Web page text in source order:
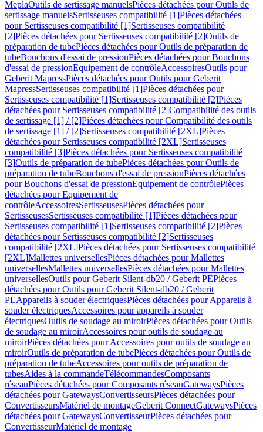
MeplaOutils de sertissage manuelsPièces détachées pour Outils de
sertissage manuelsSertisseuses compatibilité [1]Pièces détachées
pour Sertisseuses compatibilité [1]Sertisseuses compatibilité
[2]Pièces détachées pour Sertisseuses compatibilité [2]Outils de
préparation de tubePièces détachées pour Outils de préparation de
tubeBouchons d'essai de pressionPièces détachées pour Bouchons
d'essai de pressionEquipement de contrôleAccessoiresOutils pour
Geberit MapressPièces détachées pour Outils pour Geberit
MapressSertisseuses compatibilité [1]Pièces détachées pour
Sertisseuses compatibilité [1]Sertisseuses compatibilité [2]Pièces
détachées pour Sertisseuses compatibilité [2]Compatibilité des outils
de sertissage [1] / [2]Pièces détachées pour Compatibilité des outils
de sertissage [1] / [2]Sertisseuses compatibilité [2XL]Pièces
détachées pour Sertisseuses compatibilité [2XL]Sertisseuses
compatibilité [3]Pièces détachées pour Sertisseuses compatibilité
[3]Outils de préparation de tubePièces détachées pour Outils de
préparation de tubeBouchons d'essai de pressionPièces détachées
pour Bouchons d'essai de pressionEquipement de contrôlePièces
détachées pour Equipement de
contrôleAccessoiresSertisseusesPièces détachées pour
SertisseusesSertisseuses compatibilité [1]Pièces détachées pour
Sertisseuses compatibilité [1]Sertisseuses compatibilité [2]Pièces
détachées pour Sertisseuses compatibilité [2]Sertisseuses
compatibilité [2XL]Pièces détachées pour Sertisseuses compatibilité
[2XL]Mallettes universellesPièces détachées pour Mallettes
universellesMallettes universellesPièces détachées pour Mallettes
universellesOutils pour Geberit Silent-db20 / Geberit PEPièces
détachées pour Outils pour Geberit Silent-db20 / Geberit
PEAppareils à souder électriquesPièces détachées pour Appareils à
souder électriquesAccessoires pour appareils à souder
électriquesOutils de soudage au miroirPièces détachées pour Outils
de soudage au miroirAccessoires pour outils de soudage au
miroirPièces détachées pour Accessoires pour outils de soudage au
miroirOutils de préparation de tubePièces détachées pour Outils de
préparation de tubeAccessoires pour outils de préparation de
tubesAides à la commandeTélécommandesComposants
réseauPièces détachées pour Composants réseauGatewaysPièces
détachées pour GatewaysConvertisseursPièces détachées pour
ConvertisseursMatériel de montageGeberit ConnectGatewaysPièces
détachées pour GatewaysConvertisseurPièces détachées pour
ConvertisseurMatériel de montage